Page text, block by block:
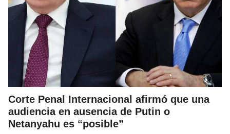
Corte Penal Internacional afirmó que una
audiencia en ausencia de Putin o
Netanyahu es “posible”